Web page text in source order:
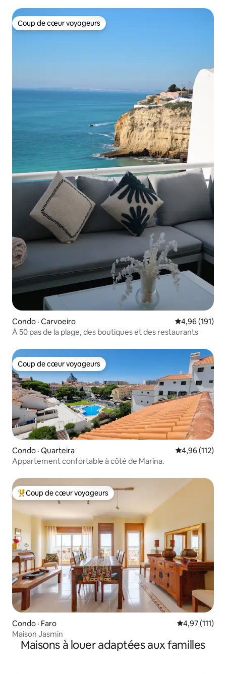
Coup de cœur voyageurs
Coup de cœur voyageurs
Condo · Carvoeiro Note
4,96 (191)
À 50 pas de la plage, des boutiques et des restaurants
Coup de cœur voyageurs
Coup de cœur voyageurs
Condo · Quarteira Note
4,96 (112)
Appartement confortable à côté de Marina.
Coup de cœur voyageurs parmi les plus aimés
Coup de cœur voyageurs
Condo · Faro Note
4,97 (111)
Maison Jasmin
Maisons à louer adaptées aux familles